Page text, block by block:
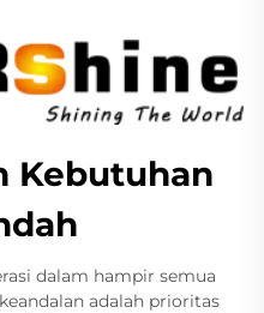
Kebutuhan
dalam hampir semua
adalah prioritas